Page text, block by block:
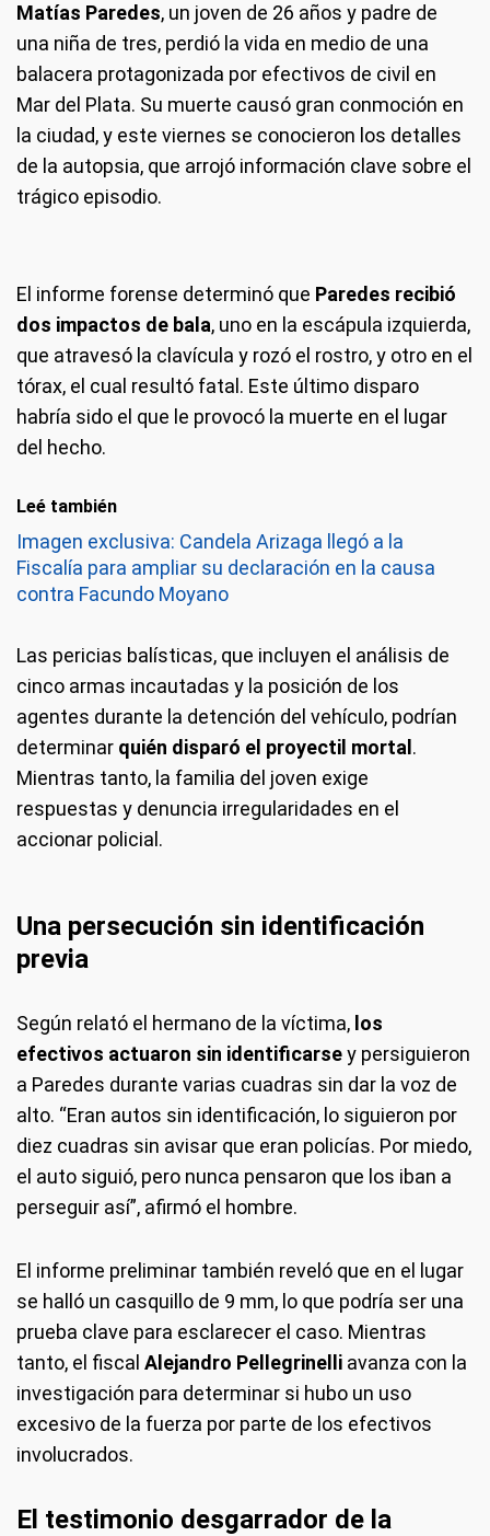
Matías Paredes, un joven de 26 años y padre de
una niña de tres, perdió la vida en medio de una
balacera protagonizada por efectivos de civil en
Mar del Plata. Su muerte causó gran conmoción en
la ciudad, y este viernes se conocieron los detalles
de la autopsia, que arrojó información clave sobre el
trágico episodio.
El informe forense determinó que Paredes recibió
dos impactos de bala, uno en la escápula izquierda,
que atravesó la clavícula y rozó el rostro, y otro en el
tórax, el cual resultó fatal. Este último disparo
habría sido el que le provocó la muerte en el lugar
del hecho.
Leé también
Imagen exclusiva: Candela Arizaga llegó a la
Fiscalía para ampliar su declaración en la causa
contra Facundo Moyano
Las pericias balísticas, que incluyen el análisis de
cinco armas incautadas y la posición de los
agentes durante la detención del vehículo, podrían
determinar quién disparó el proyectil mortal .
Mientras tanto, la familia del joven exige
respuestas y denuncia irregularidades en el
accionar policial.
Una persecución sin identificación
previa
Según relató el hermano de la víctima, los
efectivos actuaron sin identificarsey persiguieron
a Paredes durante varias cuadras sin dar la voz de
alto. “Eran autos sin identificación, lo siguieron por
diez cuadras sin avisar que eran policías. Por miedo,
el auto siguió, pero nunca pensaron que los iban a
perseguir así”, afirmó el hombre.
El informe preliminar también reveló que en el lugar
se halló un casquillo de 9 mm, lo que podría ser una
prueba clave para esclarecer el caso. Mientras
tanto, el fiscal Alejandro Pellegrinelli avanza con la
investigación para determinar si hubo un uso
excesivo de la fuerza por parte de los efectivos
involucrados.
El testimonio desgarrador de la